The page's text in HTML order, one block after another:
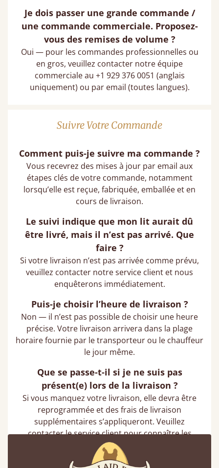
Je dois passer une grande commande /
une commande commerciale. Proposez-
vous des remises de volume ?
Oui — pour les commandes professionnelles ou
en gros, veuillez contacter notre équipe
commerciale au +1 929 376 0051 (anglais
uniquement) ou par email (toutes langues).
Suivre Votre Commande
Comment puis-je suivre ma commande ?
Vous recevrez des mises à jour par email aux
étapes clés de votre commande, notamment
lorsqu’elle est reçue, fabriquée, emballée et en
cours de livraison.
Le suivi indique que mon lit aurait dû
être livré, mais il n’est pas arrivé. Que
faire ?
Si votre livraison n’est pas arrivée comme prévu,
veuillez contacter notre service client et nous
enquêterons immédiatement.
Puis-je choisir l’heure de livraison ?
Non — il n’est pas possible de choisir une heure
précise. Votre livraison arrivera dans la plage
horaire fournie par le transporteur ou le chauffeur
le jour même.
Que se passe-t-il si je ne suis pas
présent(e) lors de la livraison ?
Si vous manquez votre livraison, elle devra être
reprogrammée et des frais de livraison
supplémentaires s’appliqueront. Veuillez
contacter le service client pour connaître les
options disponibles.
Puis-je changer l’adresse de livraison